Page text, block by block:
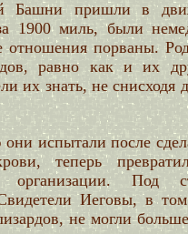
Башни пришли в
1900 миль, были
отношения порваны.
равно как и их
их знать, не снисходя
испытали после
теперь
Под
Иеговы, в
не могли